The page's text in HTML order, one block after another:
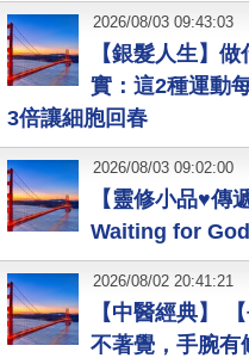
【銀髮人生】
實：這2種運動
3倍讓細胞回春
2026/08/03 09:43:03
【靈修小品♥傳
Waiting for
2026/08/03 09:02:00
【中醫經典】
不著覺，手腕有
2026/08/02 20:41:21